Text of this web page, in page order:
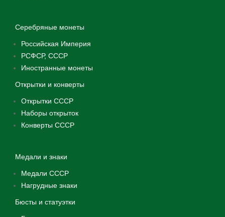
Серебряные монеты
Российская Империя
РСФСР, СССР
Иностранные монеты
Открытки и конверты
Открытки СССР
Наборы открыток
Конверты СССР
Медали и знаки
Медали СССР
Нагрудные знаки
Бюсты и статуэтки